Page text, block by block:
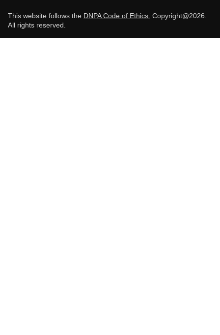
This website follows the DNPA Code of Ethics. Copyright@2026.
All rights reserved.